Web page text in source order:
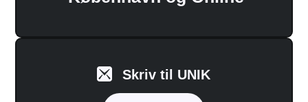
Skriv til UNIK